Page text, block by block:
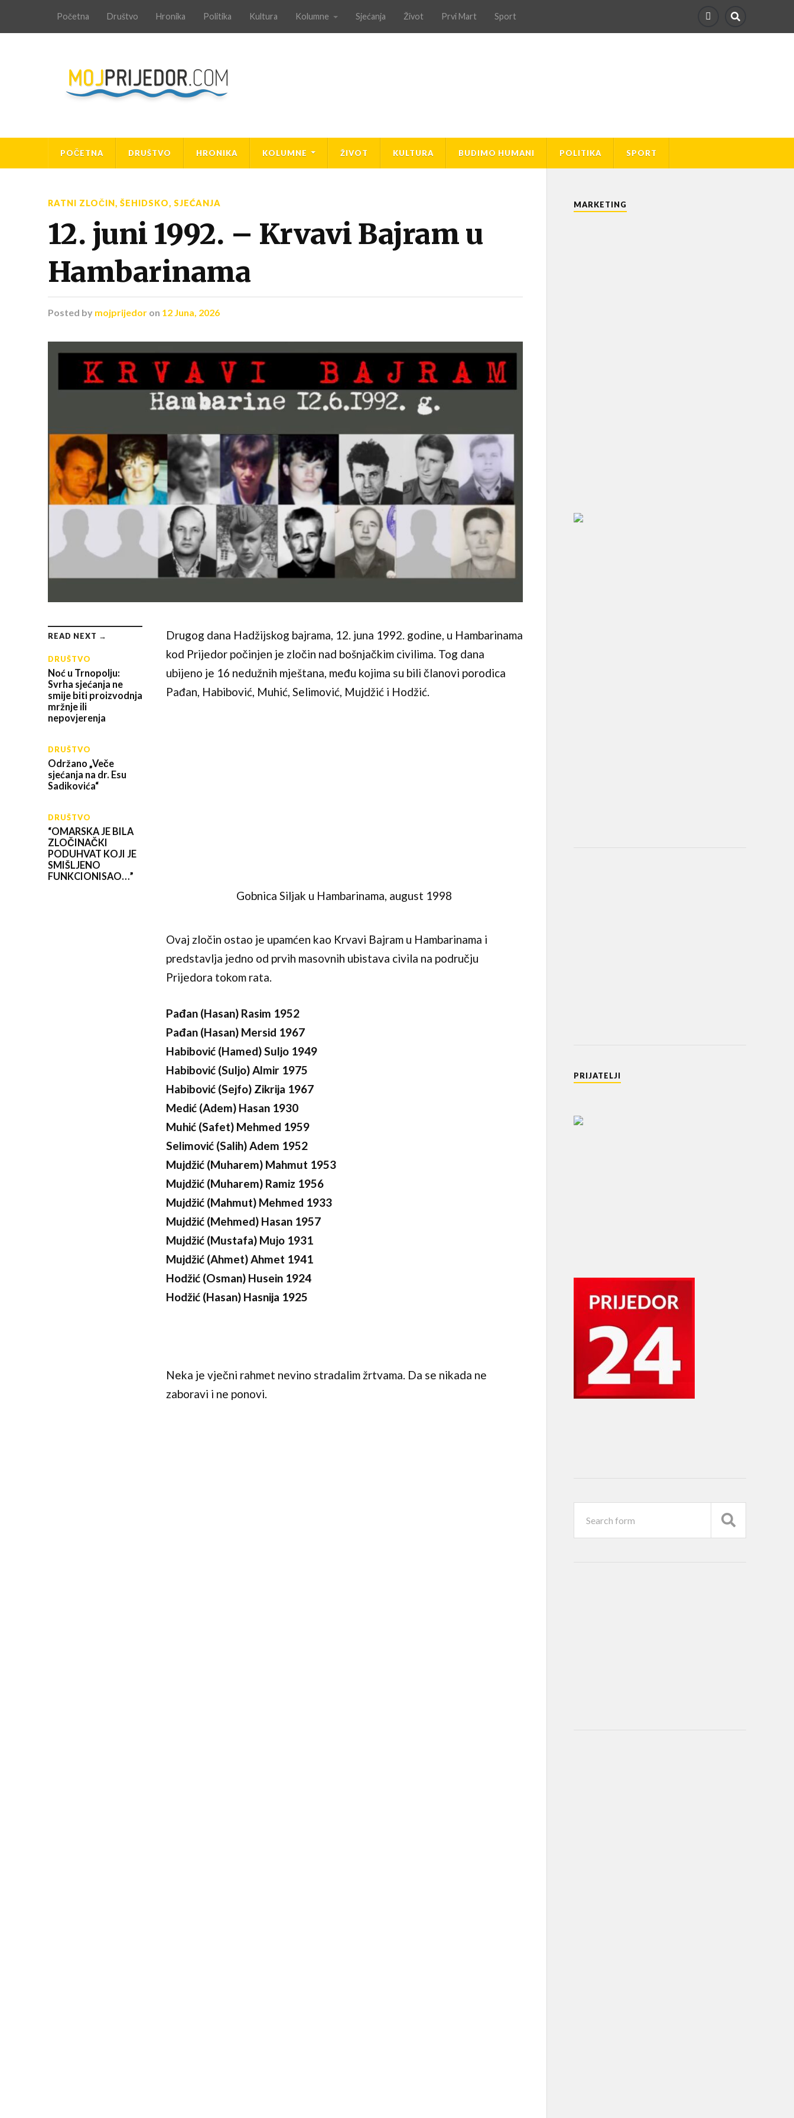
Početna Društvo Hronika Politika Kultura Kolumne Sjećanja Život Prvi Mart Sport
POČETNA DRUŠTVO HRONIKA KOLUMNE ŽIVOT KULTURA BUDIMO HUMANI POLITIKA SPORT
RATNI ZLOČIN, ŠEHIDSKO, SJEĆANJA
12. juni 1992. – Krvavi Bajram u
Hambarinama
Posted by mojprijedor on 12 Juna, 2026
READ NEXT →
DRUŠTVO
Noć u Trnopolju:
Svrha sjećanja ne
smije biti proizvodnja
mržnje ili
nepovjerenja
DRUŠTVO
Održano „Veče
sjećanja na dr. Esu
Sadikovića“
DRUŠTVO
“OMARSKA JE BILA
ZLOČINAČKI
PODUHVAT KOJI JE
SMIŠLJENO
FUNKCIONISAO…”
Drugog dana Hadžijskog bajrama, 12. juna 1992. godine, u Hambarinama
kod Prijedorpočinjen je zločin nad bošnjačkim civilima. Tog dana
ubijeno je 16 nedužnih mještana, među kojima su bili članovi porodica
Pađan, Habibović, Muhić, Selimović, Mujdžić i Hodžić.
Gobnica Siljak u Hambarinama, august 1998
Ovaj zločin ostao je upamćen kao Krvavi Bajram u Hambarinama i
predstavlja jedno od prvih masovnih ubistava civila na području
Prijedora tokom rata.
Pađan (Hasan) Rasim 1952
Pađan (Hasan) Mersid 1967
Habibović (Hamed) Suljo 1949
Habibović (Suljo) Almir 1975
Habibović (Sejfo) Zikrija 1967
Medić (Adem) Hasan 1930
Muhić (Safet) Mehmed 1959
Selimović (Salih) Adem 1952
Mujdžić (Muharem) Mahmut 1953
Mujdžić (Muharem) Ramiz 1956
Mujdžić (Mahmut) Mehmed 1933
Mujdžić (Mehmed) Hasan 1957
Mujdžić (Mustafa) Mujo 1931
Mujdžić (Ahmet) Ahmet 1941
Hodžić (Osman) Husein 1924
Hodžić (Hasan) Hasnija 1925
Neka je vječni rahmet nevino stradalim žrtvama. Da se nikada ne
zaboravi i ne ponovi.
MARKETING
PRIJATELJI